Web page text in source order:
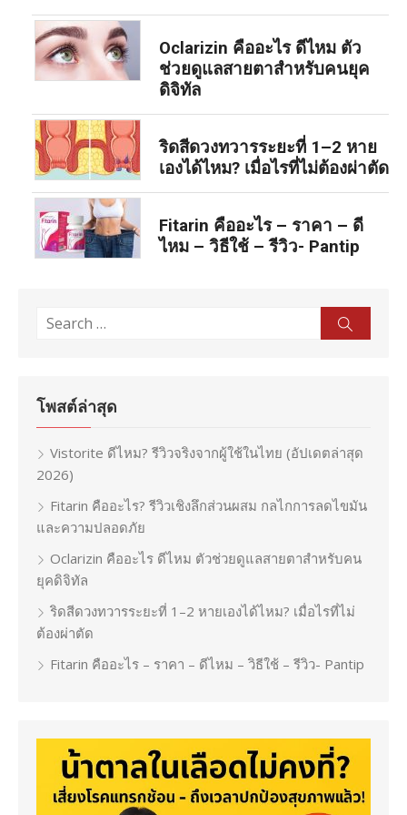
Oclarizin คืออะไร ดีไหม ตัว
ช่วยดูแลสายตาสำหรับคนยุค
ดิจิทัล
ริดสีดวงทวารระยะที่ 1–2 หาย
เองได้ไหม? เมื่อไรที่ไม่ต้องผ่าตัด
Fitarin คืออะไร – ราคา – ดี
ไหม – วิธีใช้ – รีวิว- Pantip
Search
โพสต์ล่าสุด
Vistorite ดีไหม? รีวิวจริงจากผู้ใช้ในไทย (อัปเดตล่าสุด
2026)
Fitarin คืออะไร? รีวิวเชิงลึกส่วนผสม กลไกการลดไขมัน
และความปลอดภัย
Oclarizin คืออะไร ดีไหม ตัวช่วยดูแลสายตาสำหรับคน
ยุคดิจิทัล
ริดสีดวงทวารระยะที่ 1–2 หายเองได้ไหม? เมื่อไรที่ไม่
ต้องผ่าตัด
Fitarin คืออะไร – ราคา – ดีไหม – วิธีใช้ – รีวิว- Pantip